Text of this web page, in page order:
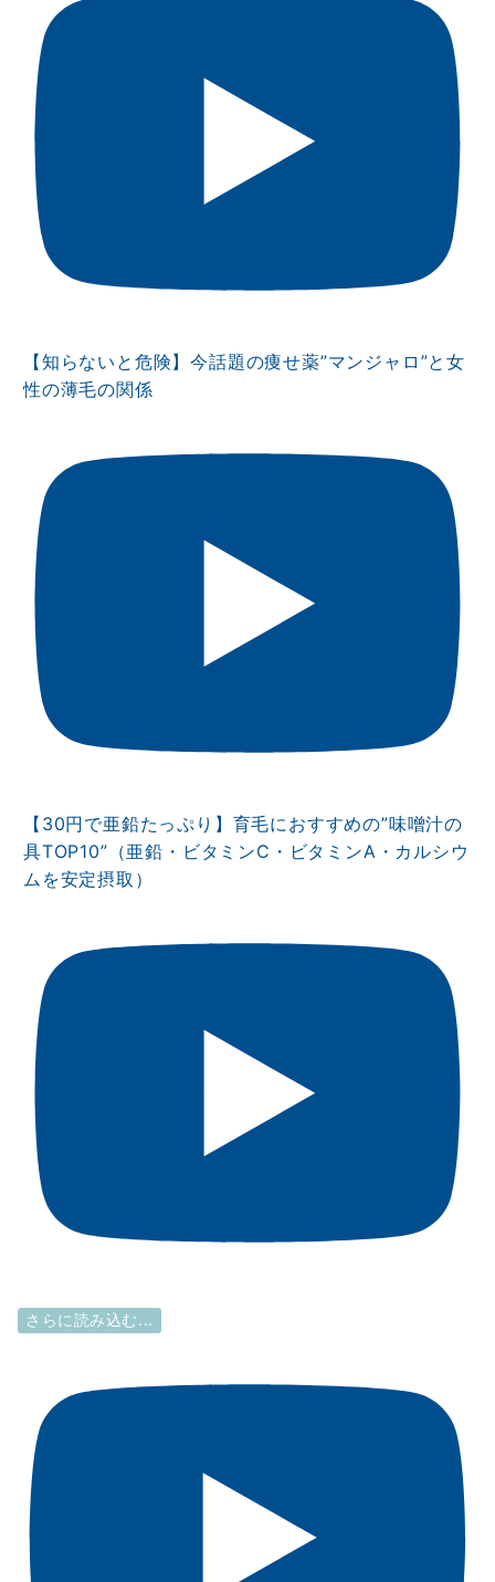
【知らないと危険】今話題の痩せ薬”マンジャロ”と女
性の薄毛の関係
【30円で亜鉛たっぷり】育毛におすすめの”味噌汁の
具TOP10”（亜鉛・ビタミンⅭ・ビタミンA・カルシウ
ムを安定摂取）
さらに読み込む...